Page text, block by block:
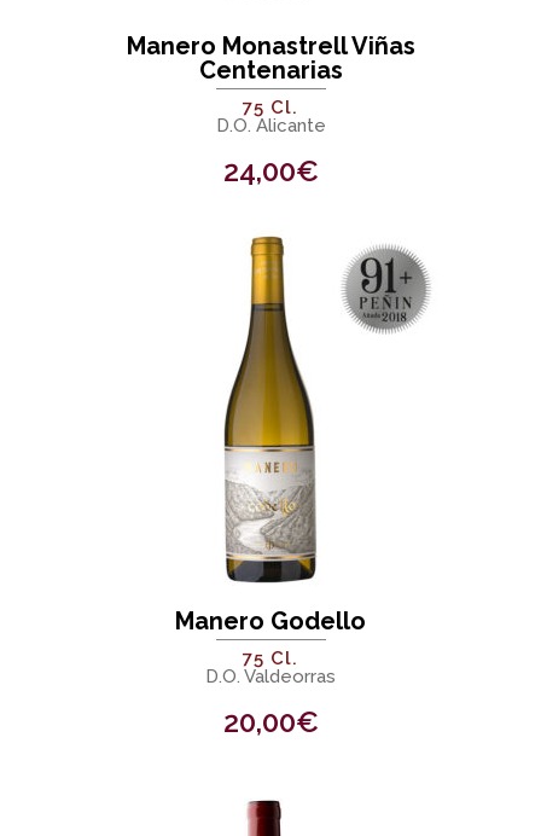
Manero Monastrell Viñas
Centenarias
75 Cl.
D.O. Alicante
24,00€
Manero Godello
75 Cl.
D.O. Valdeorras
20,00€